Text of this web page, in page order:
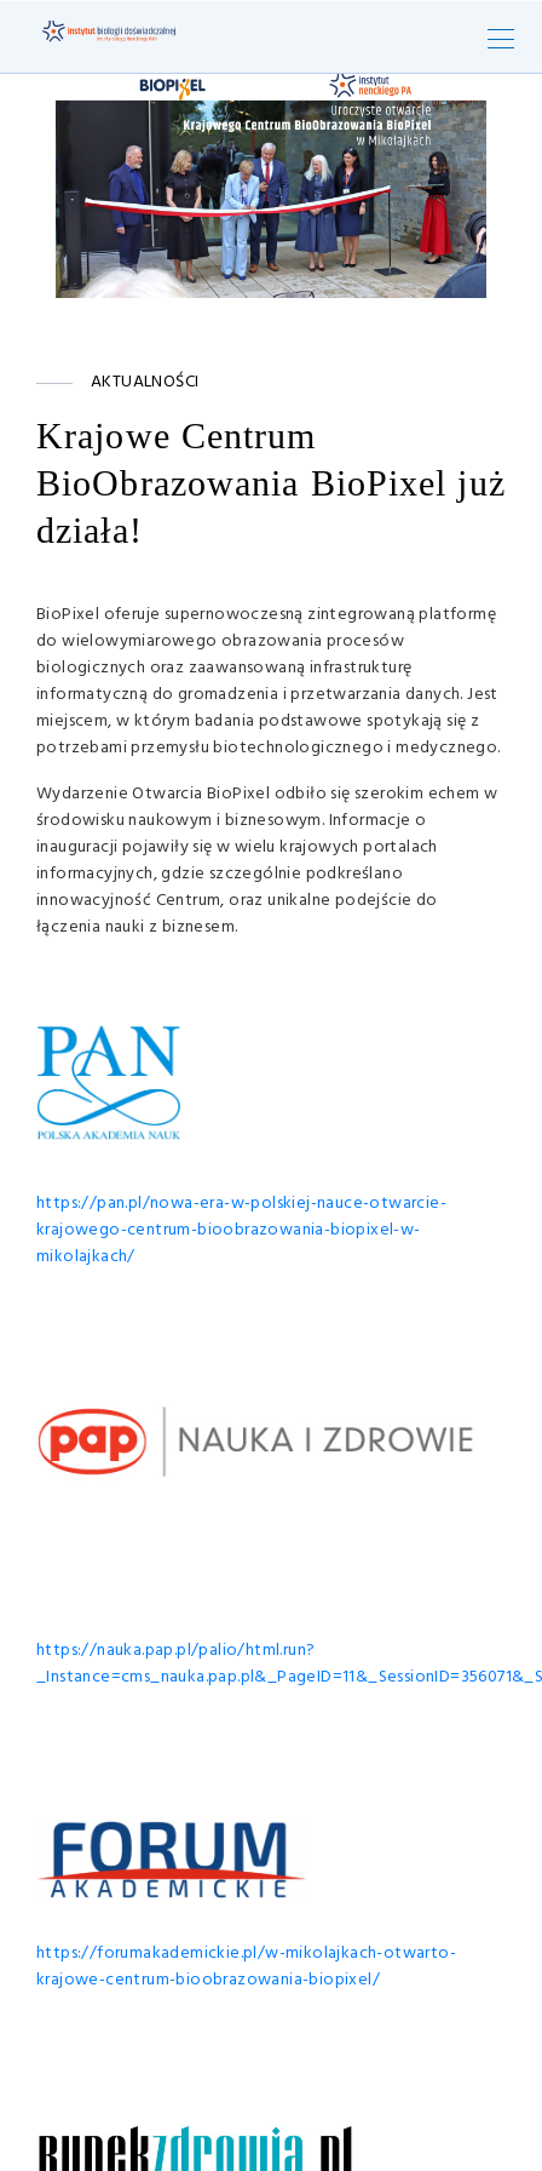
AKTUALNOŚCI
Krajowe Centrum
BioObrazowania BioPixel już
działa!
BioPixel oferuje supernowoczesną zintegrowaną platformę
do wielowymiarowego obrazowania procesów
biologicznych oraz zaawansowaną infrastrukturę
informatyczną do gromadzenia i przetwarzania danych. Jest
miejscem, w którym badania podstawowe spotykają się z
potrzebami przemysłu biotechnologicznego i medycznego.
Wydarzenie Otwarcia BioPixel odbiło się szerokim echem w
środowisku naukowym i biznesowym. Informacje o
inauguracji pojawiły się w wielu krajowych portalach
informacyjnych, gdzie szczególnie podkreślano
innowacyjność Centrum, oraz unikalne podejście do
łączenia nauki z biznesem.
https://pan.pl/nowa-era-w-polskiej-nauce-otwarcie-
krajowego-centrum-bioobrazowania-biopixel-w-
mikolajkach/
https://nauka.pap.pl/palio/html.run?
https://forumakademickie.pl/w-mikolajkach-otwarto-
krajowe-centrum-bioobrazowania-biopixel/